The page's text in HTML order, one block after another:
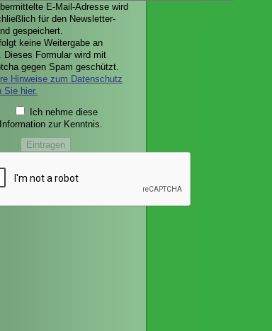
E-Mail-Adresse wird
für den Newsletter-
gespeichert.
keine Weitergabe an
Dieses Formular wird mit
gegen Spam geschützt.
Hinweise zum Datenschutz
Sie hier.
Ich nehme diese
Information zur Kenntnis.